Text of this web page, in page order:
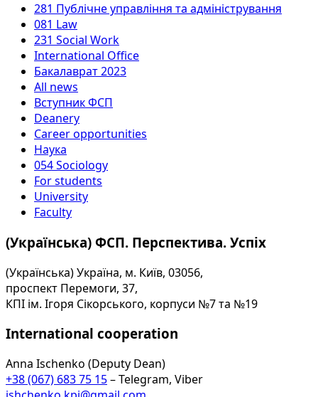
281 Публічне управління та адміністрування
081 Law
231 Social Work
International Office
Бакалаврат 2023
All news
Вступник ФСП
Deanery
Career opportunities
Наука
054 Sociology
For students
University
Faculty
(Українська) ФСП. Перспектива. Успіх
(Українська) Україна, м. Київ, 03056,
проспект Перемоги, 37,
КПІ ім. Ігоря Сікорського, корпуси №7 та №19
International cooperation
Anna Ischenko (Deputy Dean)
+38 (067) 683 75 15– Telegram, Viber